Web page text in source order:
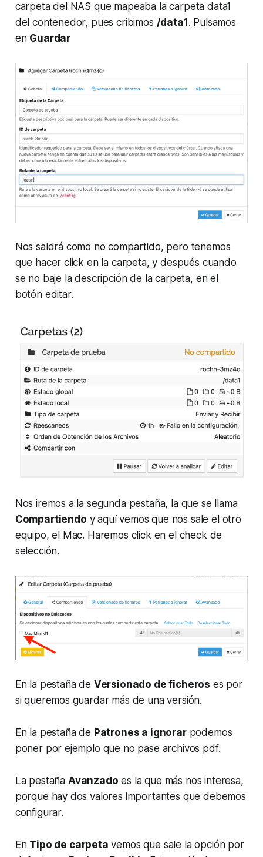
carpeta del NAS que mapeaba la carpeta data1
del contenedor, pues cribimos /data1 . Pulsamos
en Guardar
Nos saldrá como no compartido, pero tenemos
que hacer click en la carpeta, y después cuando
se no baje la descripción de la carpeta, en el
botón editar.
Nos iremos a la segunda pestaña, la que se llama
Compartiendo y aquí vemos que nos sale el otro
equipo, el Mac. Haremos click en el check de
selección.
En la pestaña de Versionado de ficheros es por
si queremos guardar más de una versión.
En la pestaña de Patrones a ignorarpodemos
poner por ejemplo que no pase archivos pdf.
La pestaña Avanzado es la que más nos interesa,
porque hay dos valores importantes que debemos
configurar.
En Tipo de carpeta vemos que sale la opción por